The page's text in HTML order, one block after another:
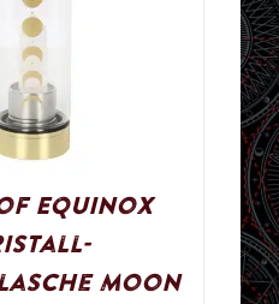
Equinox
Moon